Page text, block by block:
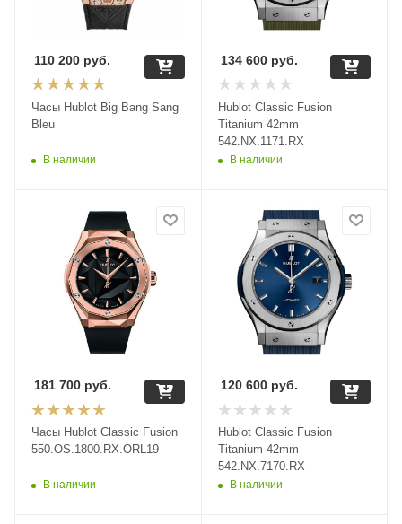
Часы Hublot Big Bang Sang
Bleu
В наличии
110 200 руб.
Hublot Classic Fusion
Titanium 42mm
542.NX.1171.RX
В наличии
134 600руб.
Часы Hublot Classic Fusion
550.OS.1800.RX.ORL19
В наличии
181 700 руб.
Hublot Classic Fusion
Titanium 42mm
542.NX.7170.RX
В наличии
120 600руб.